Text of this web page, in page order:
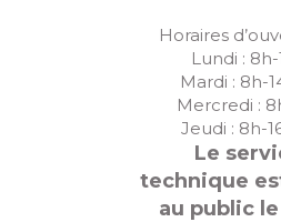
Horaires
Lundi : 8h-
Mardi : 8h-
Mercredi :
Jeudi : 8h-
Le
technique
au public